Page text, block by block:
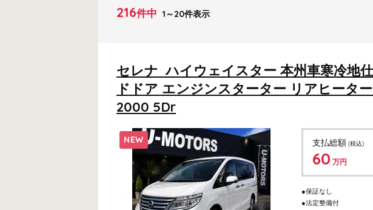
216件中 1～20件表示
セレナ ハイウェイスター 本州車寒冷地
ドドア エンジンスターター リアヒータ
2000 5Dr
NEW
●保証なし
●法定整備付
支払総額 (税込)
60 万円